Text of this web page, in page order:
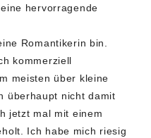
hervorragende
Romantikerin bin.
kommerziell
meisten über kleine
überhaupt nicht damit
jetzt mal mit einem
Ich habe mich riesig